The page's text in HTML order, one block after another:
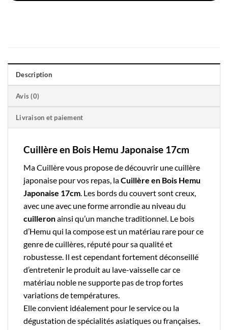
Description
Avis (0)
Livraison et paiement
Cuillère en Bois Hemu Japonaise 17cm
Ma Cuillèrevous propose de découvrir unecuillère
japonaise pour vos repas, laCuillère en Bois Hemu
Japonaise 17cm . Les bords du couvert sont creux,
avec une avec une forme arrondie au niveau du
cuilleronainsi qu’un manche traditionnel. Le bois
d’Hemu qui la compose est un matériau rare pour ce
genre de cuillères, réputé pour sa qualité et
robustesse. Il est cependant fortement déconseillé
d’entretenir le produit au lave-vaisselle car ce
matériau noble ne supporte pas de trop fortes
variations de températures.
Elle convient idéalement pour le service ou la
dégustation de spécialités asiatiques ou françaises